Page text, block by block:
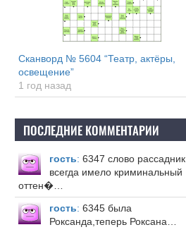
Сканворд № 5604 “Театр, актёры,
освещение”
1 год назад
ПОСЛЕДНИЕ КОММЕНТАРИИ
гость: 6347 слово рассадник
всегда имело криминальный
оттен�…
гость: 6345 была
Роксанда,теперь Роксана…